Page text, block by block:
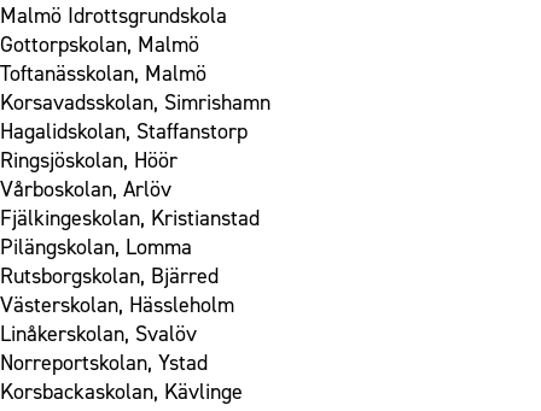
Malmö Idrottsgrundskola
Gottorpskolan, Malmö
Toftanässkolan, Malmö
Korsavadsskolan, Simrishamn
Hagalidskolan, Staffanstorp
Ringsjöskolan, Höör
Vårboskolan, Arlöv
Fjälkingeskolan, Kristianstad
Pilängskolan, Lomma
Rutsborgskolan, Bjärred
Västerskolan, Hässleholm
Linåkerskolan, Svalöv
Norreportskolan, Ystad
Korsbackaskolan, Kävlinge